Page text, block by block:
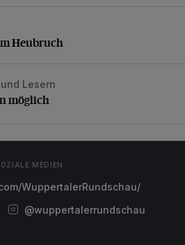
Heubruch
Heubruch
möglich
Lesern
möglich
MEDIEN
WuppertalerRundschau/
@wuppertalerrundschau